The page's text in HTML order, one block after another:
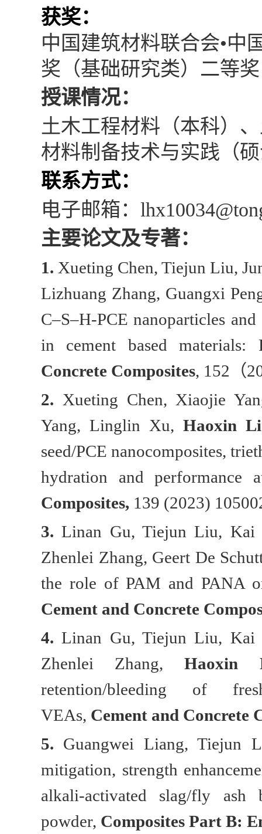
获奖：
中国建筑材料联合会•中
奖（基础研究类）二等
授课情况：
土木工程材料（本科）
材料制备技术与实践（
联系方式：
电子邮箱：
主要论文及专著：
1. Xueting Chen, Tiejun Liu,
Lizhuang Zhang, Guangxi
C–S–H-PCE nanoparticles
in cement based
Concrete Composites, 152（
2. Xueting Chen, Xiaojie
Yang, Linglin Xu, Haoxin
seed/PCE nanocomposites,
hydration and performance
Composites, 139 (2023)
3.Linan Gu, Tiejun Liu, Kai
Zhenlei Zhang, Geert De
the role of PAM and PANA
Cement and Concrete
4.Linan Gu, Tiejun Liu, Kai
Zhenlei Zhang,Haoxin
retention/bleeding of
VEAs, Cement and Concrete
5. Guangwei Liang, Tiejun
mitigation, strength
alkali-activated slag/fly ash
powder, Composites Part B: